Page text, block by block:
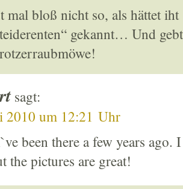
mal bloß nicht so, als hättet
gekannt… Und
sagt:
2010 um 12:21 Uhr
been there a few years ago.
the pictures are great!